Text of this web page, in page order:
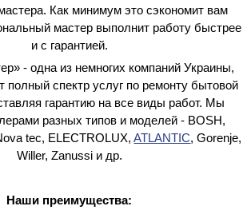
Как минимум это сэкономит вам
мастер выполнит работу быстрее
и с гарантией.
- одна из немногих компаний Украины,
полный спектр услуг по ремонту бытовой
гарантию на все виды работ. Мы
разных типов и моделей - BOSH,
tec, ELECTROLUX,ATLANTIC, Gorenje,
Willer, Zanussi и др.
Наши преимущества: